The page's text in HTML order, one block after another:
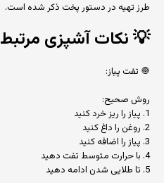
طرز تهیه در دستور پخت ذکر شده است.
💡نکات آشپزی مرتبط
🧅 تفت پیاز:
روش صحیح:
1. پیاز را ریز خرد کنید
2. روغن را داغ کنید
3. پیاز را اضافه کنید
4. با حرارت متوسط تفت دهید
5. تا طلایی شدن ادامه دهید